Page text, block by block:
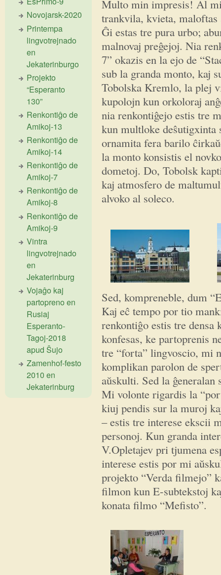
Multo min impresis! Al
trankvila, kvieta,
Ĝi estas tre pura urbo;
malnovaj preĝejoj. Nia
7” okazis en la ejo de
sub la granda monto, kaj
Tobolska Kremlo, la plej
kupolojn kun orkoloraj
nia renkontiĝejo estis tre
kun multloke
ornamita fera barilo
la monto konsistis el
dometoj. Do, Tobolsk
kaj atmosfero de
alvoko al soleco.
Sed, kompreneble, dum
Kaj eĉ tempo por tio
renkontiĝo estis tre
konfesas, ke partoprenis
tre “forta” lingvoscio, mi
komplikan parolon de
aŭskulti. Sed la
Mi volonte rigardis la
kiuj pendis sur la muroj
– estis tre interese ekscii
personoj. Kun granda
V.Opletajev pri tjumena
interese estis por mi
projekto “Verda filmejo”
filmon kun E-subtekstoj
konata filmo “Mefisto”.
Novojarsk-2020
Printempa
lingvotrejnado
en
Jekaterinburgo
Projekto
“Esperanto
130”
Renkontiĝo de
Amikoj-13
Renkontiĝo de
Amikoj-14
Renkontiĝo de
Amikoj-7
Renkontiĝo de
Amikoj-8
Renkontiĝo de
Amikoj-9
Vintra
lingvotrejnado
en
Jekaterinburg
Vojaĝo kaj
partopreno en
Rusiaj
Esperanto-
Tagoj-2018
apud Ŝujo
Zamenhof-festo
2010 en
Jekaterinburg